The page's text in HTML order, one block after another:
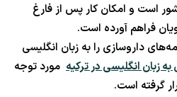
است و امکان کار پس از فارغ
فراهم آورده است.
داروسازی را به زبان انگلیسی
زبان انگلیسی در ترکیه مورد توجه
گرفته است.